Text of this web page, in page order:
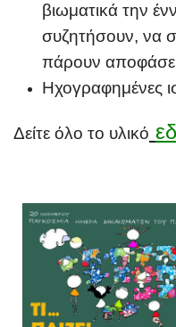
βιωματικά την
συζητήσουν, να
πάρουν
Ηχογραφημένες
Δείτε όλο το υλικό